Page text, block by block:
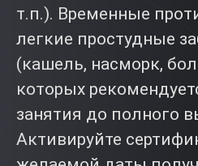
т.п.). Временные
легкие простудные
(кашель, насморк,
которых
занятия до полного
Активируйте